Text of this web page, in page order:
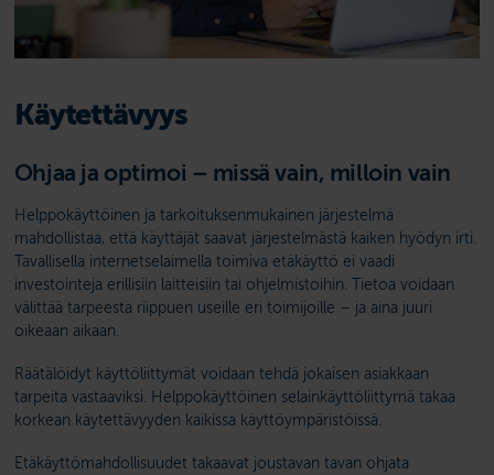
Käytettävyys
Ohjaa ja optimoi – missä vain, milloin vain
Helppokäyttöinen ja tarkoituksenmukainen järjestelmä
mahdollistaa, että käyttäjät saavat järjestelmästä kaiken hyödyn irti.
Tavallisella internetselaimella toimiva etäkäyttö ei vaadi
investointeja erillisiin laitteisiin tai ohjelmistoihin. Tietoa voidaan
välittää tarpeesta riippuen useille eri toimijoille – ja aina juuri
oikeaan aikaan.
Räätälöidyt käyttöliittymät voidaan tehdä jokaisen asiakkaan
tarpeita vastaaviksi. Helppokäyttöinen selainkäyttöliittymä takaa
korkean käytettävyyden kaikissa käyttöympäristöissä.
Etäkäyttömahdollisuudet takaavat joustavan tavan ohjata